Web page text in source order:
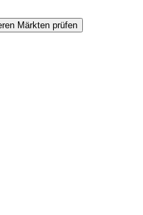
Märkten prüfen